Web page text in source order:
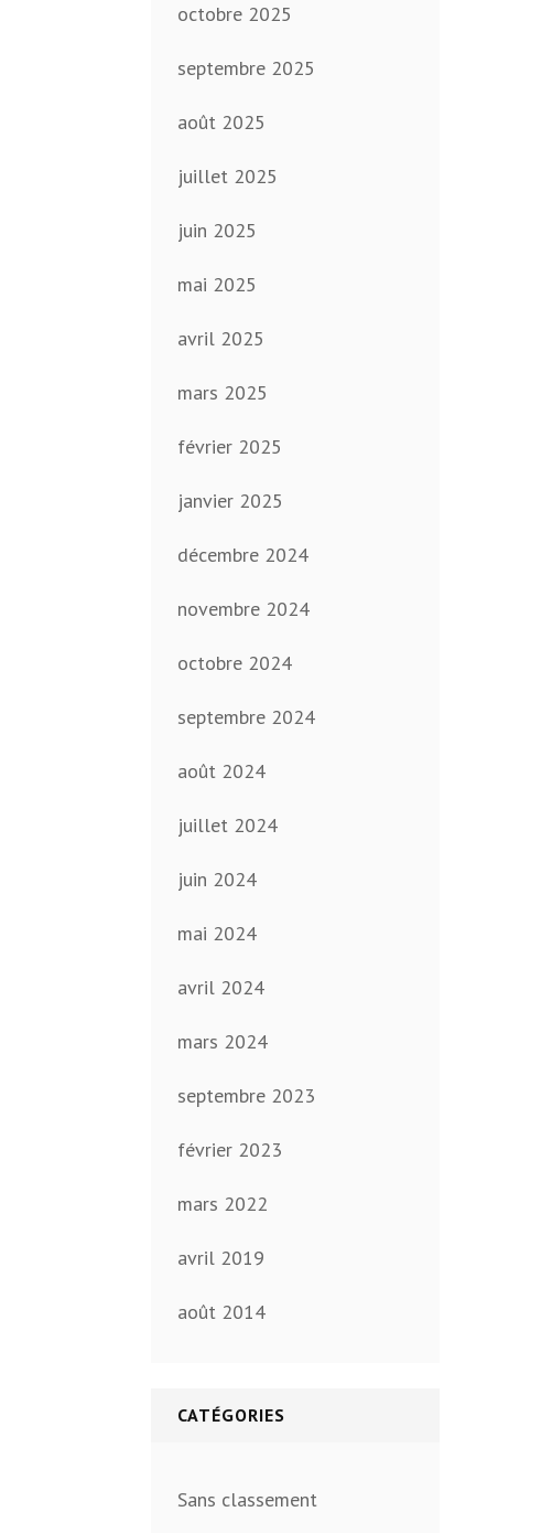
octobre 2025
septembre 2025
août 2025
juillet 2025
juin 2025
mai 2025
avril 2025
mars 2025
février 2025
janvier 2025
décembre 2024
novembre 2024
octobre 2024
septembre 2024
août 2024
juillet 2024
juin 2024
mai 2024
avril 2024
mars 2024
septembre 2023
février 2023
mars 2022
avril 2019
août 2014
CATÉGORIES
Sans classement